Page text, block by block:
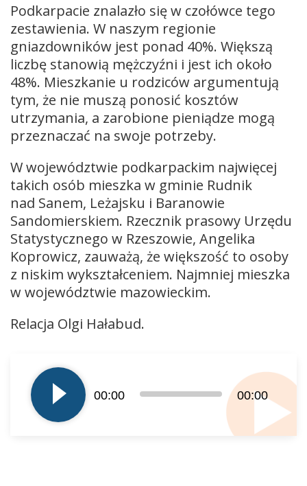
Podkarpacie znalazło się w czołówce tego
zestawienia. W naszym regionie
gniazdowników jest ponad 40%. Większą
liczbę stanowią mężczyźni i jest ich około
48%. Mieszkanie u rodziców argumentują
tym, że nie muszą ponosić kosztów
utrzymania, a zarobione pieniądze mogą
przeznaczać na swoje potrzeby.
W województwie podkarpackim najwięcej
takich osób mieszka w gminie Rudnik
nad Sanem, Leżajsku i Baranowie
Sandomierskiem. Rzecznik prasowy Urzędu
Statystycznego w Rzeszowie, Angelika
Koprowicz, zauważą, że większość to osoby
z niskim wykształceniem. Najmniej mieszka
w województwie mazowieckim.
Relacja Olgi Hałabud.
plików
dźwiękowych
00:00 00:00